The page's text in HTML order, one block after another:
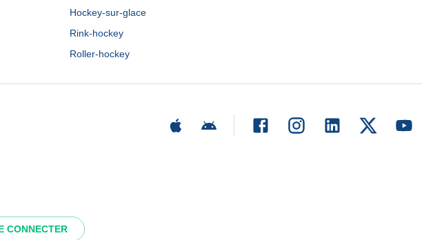
CONNECTER
Hockey-sur-glace
Rink-hockey
Roller-hockey